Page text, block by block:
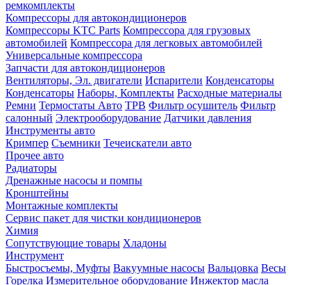
ремкомплекты
Компрессоры для автокондиционеров
Компрессоры KTC Parts Компрессора для грузовых
автомобилей Компрессора для легковых автомобилей
Универсальные компрессора
Запчасти для автокондиционеров
Вентиляторы, Эл. двигатели Испарители Конденсаторы
Конденсаторы Наборы, Комплекты Расходные материалы
Ремни Термостаты Авто ТРВ Фильтр осушитель Фильтр
салонный Электрооборудование Датчики давления
Инструменты авто
Кримпер Съемники Течеискатели авто
Прочее авто
Радиаторы
Дренажные насосы и помпы
Кронштейны
Монтажные комплекты
Сервис пакет для чистки кондиционеров
Химия
Сопутствующие товары Хладоны
Инструмент
Быстросъемы, Муфты Вакуумные насосы Вальцовка Весы
Горелка Измерительное оборудование Инжектор масла